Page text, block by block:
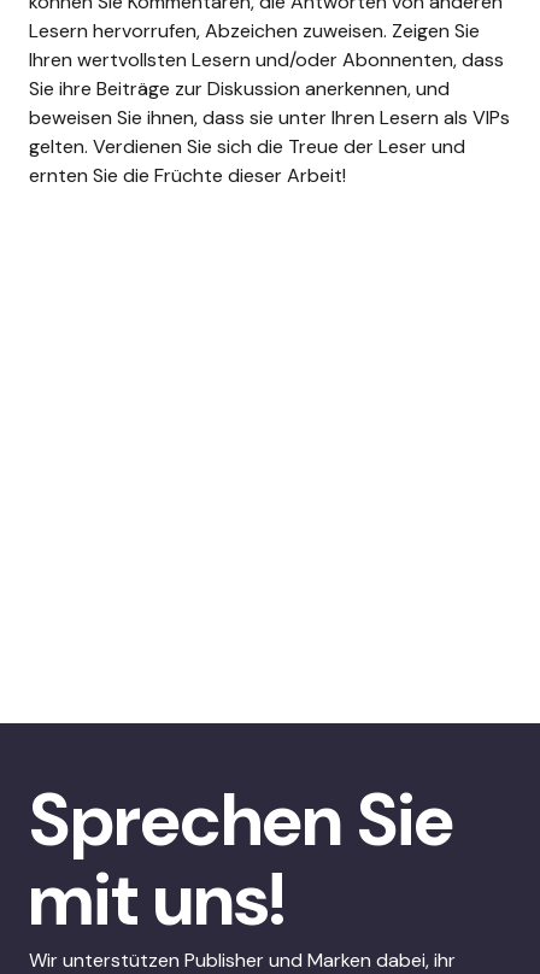
Lesern hervorrufen, Abzeichen zuweisen. Zeigen Sie
Ihren wertvollsten Lesern und/oder Abonnenten, dass
Sie ihre Beiträge zur Diskussion anerkennen, und
beweisen Sie ihnen, dass sie unter Ihren Lesern als VIPs
gelten. Verdienen Sie sich die Treue der Leser und
ernten Sie die Früchte dieser Arbeit!
Sprechen Sie
mit uns!
Wir unterstützen Publisher und Marken dabei, ihr